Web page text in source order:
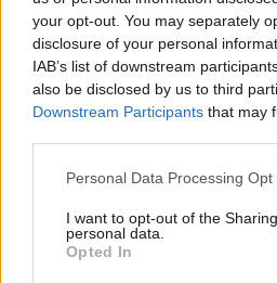
your opt-out. You may separately
disclosure of your personal
IAB’s list of downstream
also be disclosed by us to third
Downstream Participants that may
Personal Data Processing Opt
I want to opt-out of the
personal data.
Opted In